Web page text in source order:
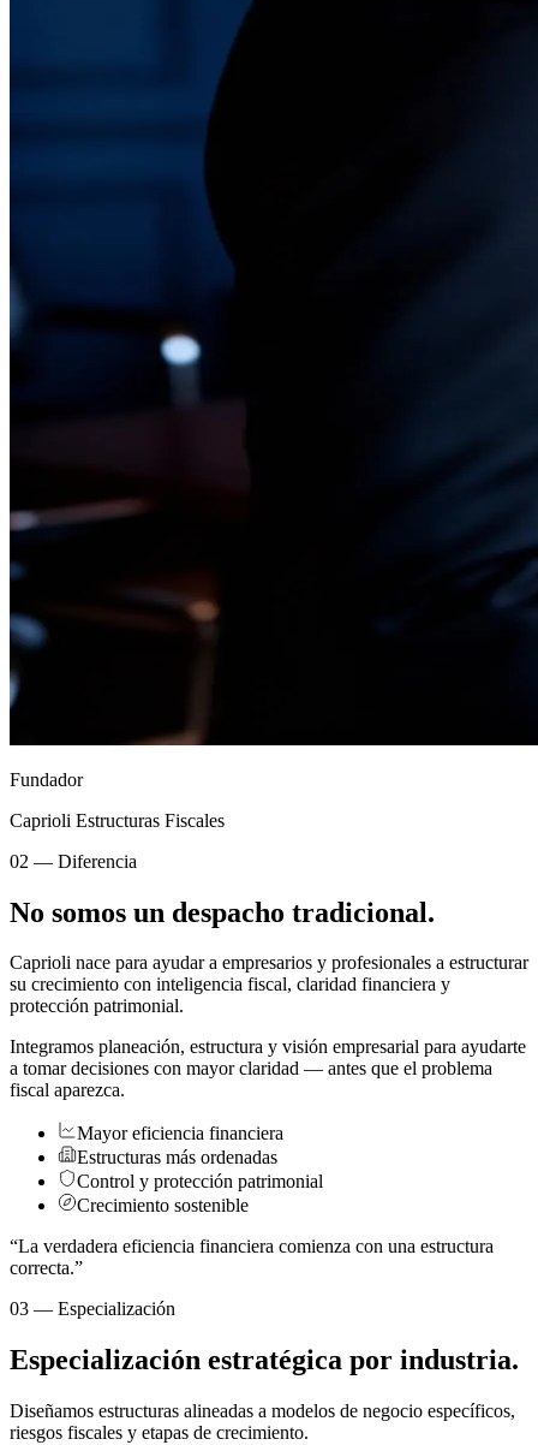
Fundador
Caprioli Estructuras Fiscales
02 — Diferencia
No somos un despacho tradicional.
Caprioli nace para ayudar a empresarios y profesionales a estructurar
su crecimiento con inteligencia fiscal, claridad financiera y
protección patrimonial.
Integramos planeación, estructura y visión empresarial para ayudarte
a tomar decisiones con mayor claridad — antes que el problema
fiscal aparezca.
Mayor eficiencia financiera
Estructuras más ordenadas
Control y protección patrimonial
Crecimiento sostenible
“La verdadera eficiencia financiera comienza con una estructura
correcta.”
03 — Especialización
Especialización estratégica por industria.
Diseñamos estructuras alineadas a modelos de negocio específicos,
riesgos fiscales y etapas de crecimiento.